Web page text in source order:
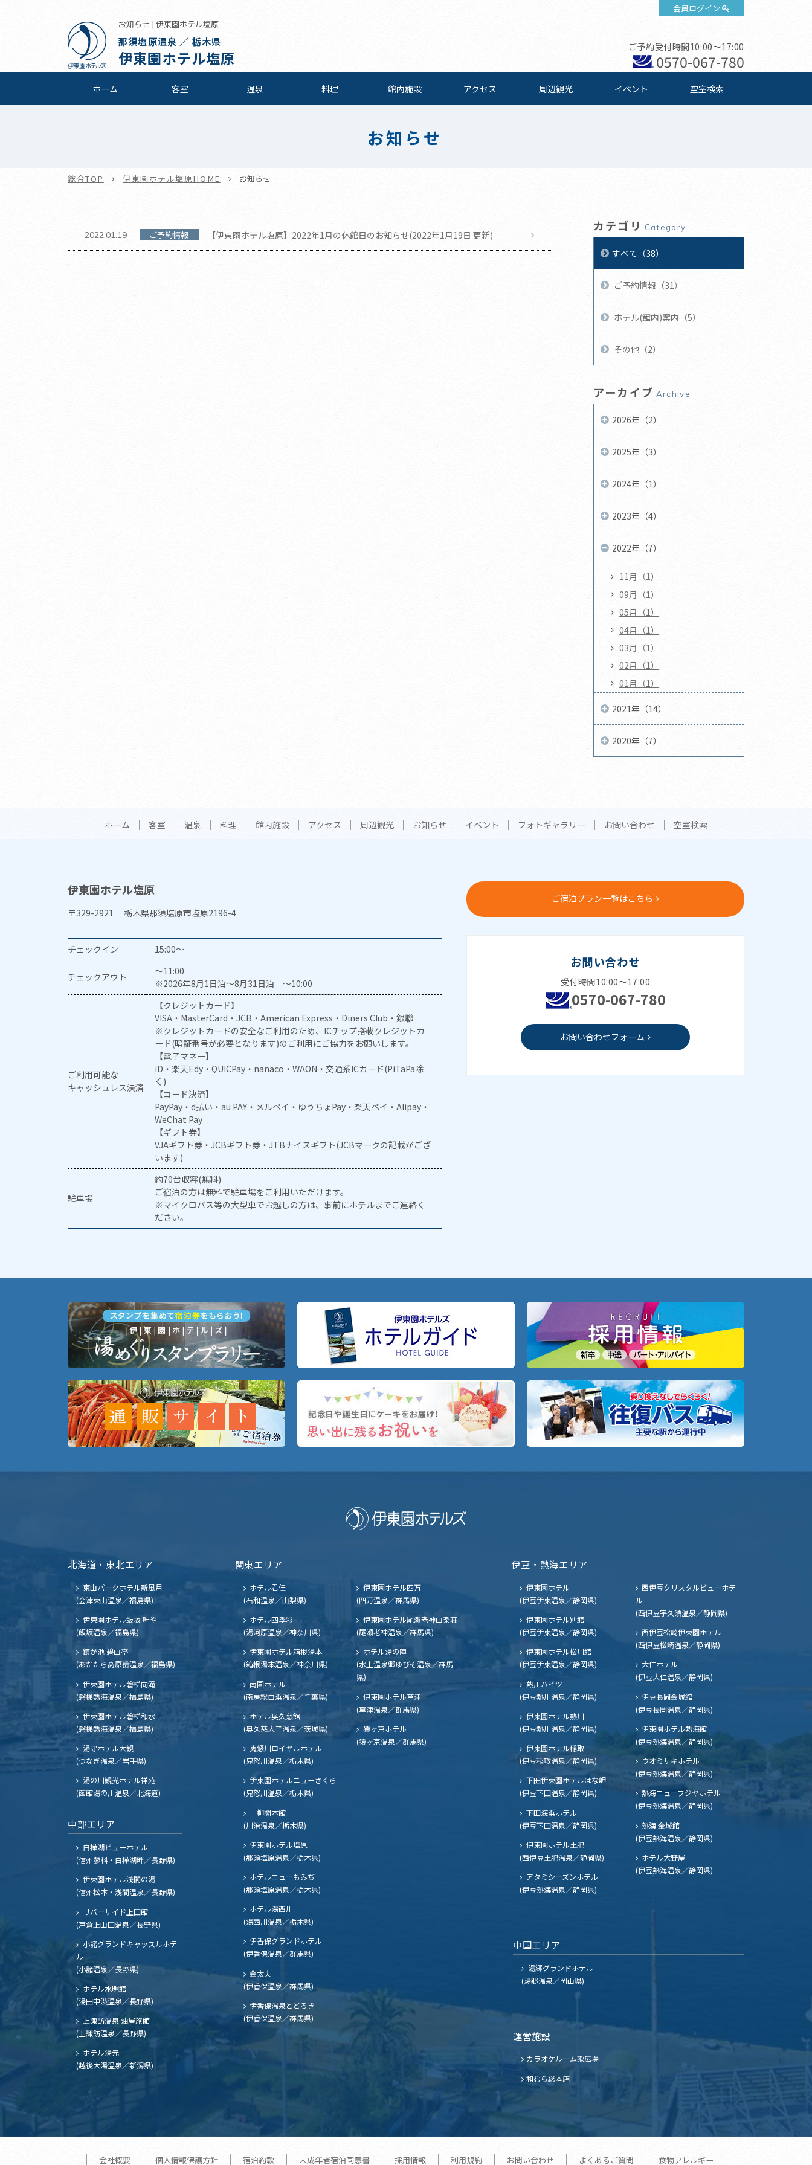
会員ログイン
お知らせ | 伊東園ホテル塩原
那須塩原温泉 ／ 栃木県
伊東園ホテル塩原
ご予約受付時間10:00～17:00
0570-067-780
ホーム 客室 温泉 料理 館内施設 アクセス 周辺観光 イベント 空室検索
お知らせ
総合TOP 伊東園ホテル塩原HOME お知らせ
2022.01.19 ご予約情報 【伊東園ホテル塩原】2022年1月の休館日のお知らせ(2022年1月19日 更新)
カテゴリ Category
すべて（38）
ご予約情報（31）
ホテル(館内)案内（5）
その他（2）
アーカイブ Archive
2026年（2）
2025年（3）
2024年（1）
2023年（4）
2022年（7）
11月（1）
09月（1）
05月（1）
04月（1）
03月（1）
02月（1）
01月（1）
2021年（14）
2020年（7）
ホーム 客室 温泉 料理 館内施設 アクセス 周辺観光 お知らせ イベント フォトギャラリー お問い合わせ 空室検索
伊東園ホテル塩原
〒329-2921 栃木県那須塩原市塩原2196-4
チェックイン 15:00～
チェックアウト
～11:00
※2026年8月1日泊～8月31日泊 ～10:00
ご利用可能な
キャッシュレス決済
【クレジットカード】
VISA・MasterCard・JCB・American Express・Diners Club・銀聯
※クレジットカードの安全なご利用のため、ICチップ搭載クレジットカ
ード(暗証番号が必要となります)のご利用にご協力をお願いします。
【電子マネー】
iD・楽天Edy・QUICPay・nanaco・WAON・交通系ICカード(PiTaPa除
く)
【コード決済】
PayPay・d払い・au PAY・メルペイ・ゆうちょPay・楽天ペイ・Alipay・
WeChat Pay
【ギフト券】
VJAギフト券・JCBギフト券・JTBナイスギフト(JCBマークの記載がござ
います)
駐車場
約70台収容(無料)
ご宿泊の方は無料で駐車場をご利用いただけます。
※マイクロバス等の大型車でお越しの方は、事前にホテルまでご連絡く
ださい。
ご宿泊プラン一覧はこちら
お問い合わせ
受付時間10:00～17:00
0570-067-780
お問い合わせフォーム
北海道・東北エリア
東山パークホテル新風月
(会津東山温泉／福島県)
伊東園ホテル飯坂 叶や
(飯坂温泉／福島県)
鏡が池 碧山亭
(あだたら高原岳温泉／福島県)
伊東園ホテル磐梯向滝
(磐梯熱海温泉／福島県)
伊東園ホテル磐梯和水
(磐梯熱海温泉／福島県)
湯守ホテル大観
(つなぎ温泉／岩手県)
湯の川観光ホテル祥苑
(函館湯の川温泉／北海道)
中部エリア
白樺湖ビューホテル
(信州蓼科・白樺湖畔／長野県)
伊東園ホテル浅間の湯
(信州松本・浅間温泉／長野県)
リバーサイド上田館
(戸倉上山田温泉／長野県)
小諸グランドキャッスルホテ
ル
(小諸温泉／長野県)
ホテル水明館
(湯田中渋温泉／長野県)
上諏訪温泉 油屋旅館
(上諏訪温泉／長野県)
ホテル湯元
(越後大湯温泉／新潟県)
関東エリア
ホテル君佳
(石和温泉／山梨県)
ホテル四季彩
(湯河原温泉／神奈川県)
伊東園ホテル箱根湯本
(箱根湯本温泉／神奈川県)
南国ホテル
(南房総白浜温泉／千葉県)
ホテル奥久慈館
(奥久慈大子温泉／茨城県)
鬼怒川ロイヤルホテル
(鬼怒川温泉／栃木県)
伊東園ホテルニューさくら
(鬼怒川温泉／栃木県)
一柳閣本館
(川治温泉／栃木県)
伊東園ホテル塩原
(那須塩原温泉／栃木県)
ホテルニューもみぢ
(那須塩原温泉／栃木県)
ホテル湯西川
(湯西川温泉／栃木県)
伊香保グランドホテル
(伊香保温泉／群馬県)
金太夫
(伊香保温泉／群馬県)
伊香保温泉とどろき
(伊香保温泉／群馬県)
伊東園ホテル四万
(四万温泉／群馬県)
伊東園ホテル尾瀬老神山楽荘
(尾瀬老神温泉／群馬県)
ホテル湯の陣
(水上温泉郷ゆびそ温泉／群馬
県)
伊東園ホテル草津
(草津温泉／群馬県)
猿ヶ京ホテル
(猿ヶ京温泉／群馬県)
伊豆・熱海エリア
伊東園ホテル
(伊豆伊東温泉／静岡県)
伊東園ホテル別館
(伊豆伊東温泉／静岡県)
伊東園ホテル松川館
(伊豆伊東温泉／静岡県)
熱川ハイツ
(伊豆熱川温泉／静岡県)
伊東園ホテル熱川
(伊豆熱川温泉／静岡県)
伊東園ホテル稲取
(伊豆稲取温泉／静岡県)
下田伊東園ホテルはな岬
(伊豆下田温泉／静岡県)
下田海浜ホテル
(伊豆下田温泉／静岡県)
伊東園ホテル土肥
(西伊豆土肥温泉／静岡県)
西伊豆クリスタルビューホテ
ル
(西伊豆宇久須温泉／静岡県)
西伊豆松崎伊東園ホテル
(西伊豆松崎温泉／静岡県)
大仁ホテル
(伊豆大仁温泉／静岡県)
伊豆長岡金城館
(伊豆長岡温泉／静岡県)
伊東園ホテル熱海館
(伊豆熱海温泉／静岡県)
ウオミサキホテル
(伊豆熱海温泉／静岡県)
熱海ニューフジヤホテル
(伊豆熱海温泉／静岡県)
熱海 金城館
(伊豆熱海温泉／静岡県)
ホテル大野屋
(伊豆熱海温泉／静岡県)
アタミシーズンホテル
(伊豆熱海温泉／静岡県)
中国エリア
湯郷グランドホテル
(湯郷温泉／岡山県)
運営施設
カラオケルーム歌広場
和むら総本店
会社概要 個人情報保護方針 宿泊約款 未成年者宿泊同意書 採用情報 利用規約 お問い合わせ よくあるご質問 食物アレルギー